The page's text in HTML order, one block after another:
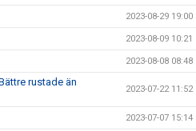
2023-08-29 19:00
2023-08-09 10:21
2023-08-08 08:48
rustade än
2023-07-22 11:52
2023-07-07 15:14